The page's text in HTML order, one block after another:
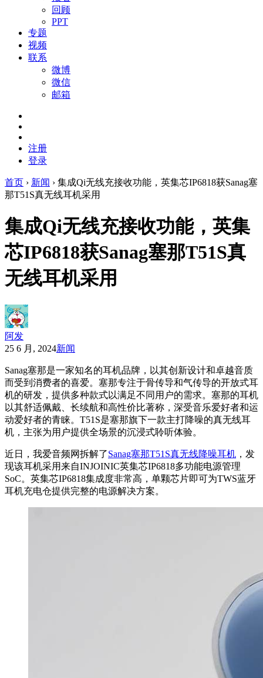
回顾
PPT
专题
视频
联系
微博
微信
邮箱
注册
登录
首页 › 新闻 › 集成Qi无线充接收功能，英集芯IP6818获Sanag塞
那T51S真无线耳机采用
集成Qi无线充接收功能，英集
芯IP6818获Sanag塞那T51S真
无线耳机采用
阿发
25 6 月, 2024新闻
Sanag塞那是一家知名的耳机品牌，以其创新设计和卓越音质
而受到消费者的喜爱。塞那专注于骨传导和气传导的开放式耳
机的研发，提供多种款式以满足不同用户的需求。塞那的耳机
以其舒适佩戴、长续航和高性价比著称，深受音乐爱好者和运
动爱好者的青睐。T51S是塞那旗下一款主打降噪的真无线耳
机，主张为用户提供全场景的沉浸式聆听体验。
近日，我爱音频网拆解了Sanag塞那T51S真无线降噪耳机 ，发
现该耳机采用来自INJOINIC英集芯IP6818多功能电源管理
SoC。英集芯IP6818集成度非常高，单颗芯片即可为TWS蓝牙
耳机充电仓提供完整的电源解决方案。